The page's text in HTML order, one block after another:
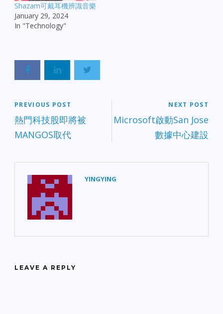
Shazam可戴耳機辨識音樂
January 29, 2024
In "Technology"
PREVIOUS POST
熱門科技股即將被
MANGOS取代
NEXT POST
Microsoft啟動San Jose
數據中心建設
YINGYING
LEAVE A REPLY